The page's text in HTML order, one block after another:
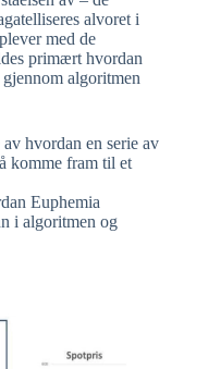
alvoret i
med de
primært hvordan
algoritmen
hvordan en serie av
komme fram til et
Euphemia
i algoritmen og